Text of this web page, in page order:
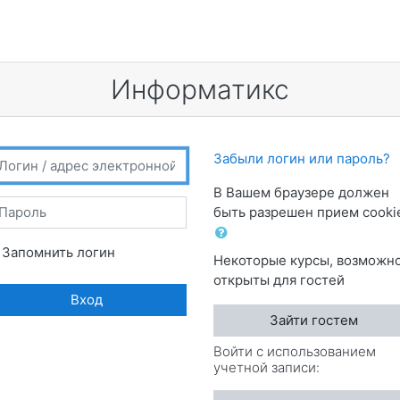
Информатикс
и перейти к созданию новой учетной записи
/ адрес электронной почты
Запомнить логин
Вход
Забыли логин или пароль?
В Вашем браузере должен
быть разрешен прием
Некоторые курсы,
открыты для гостей
Зайти гостем
Войти с использованием
учетной записи: